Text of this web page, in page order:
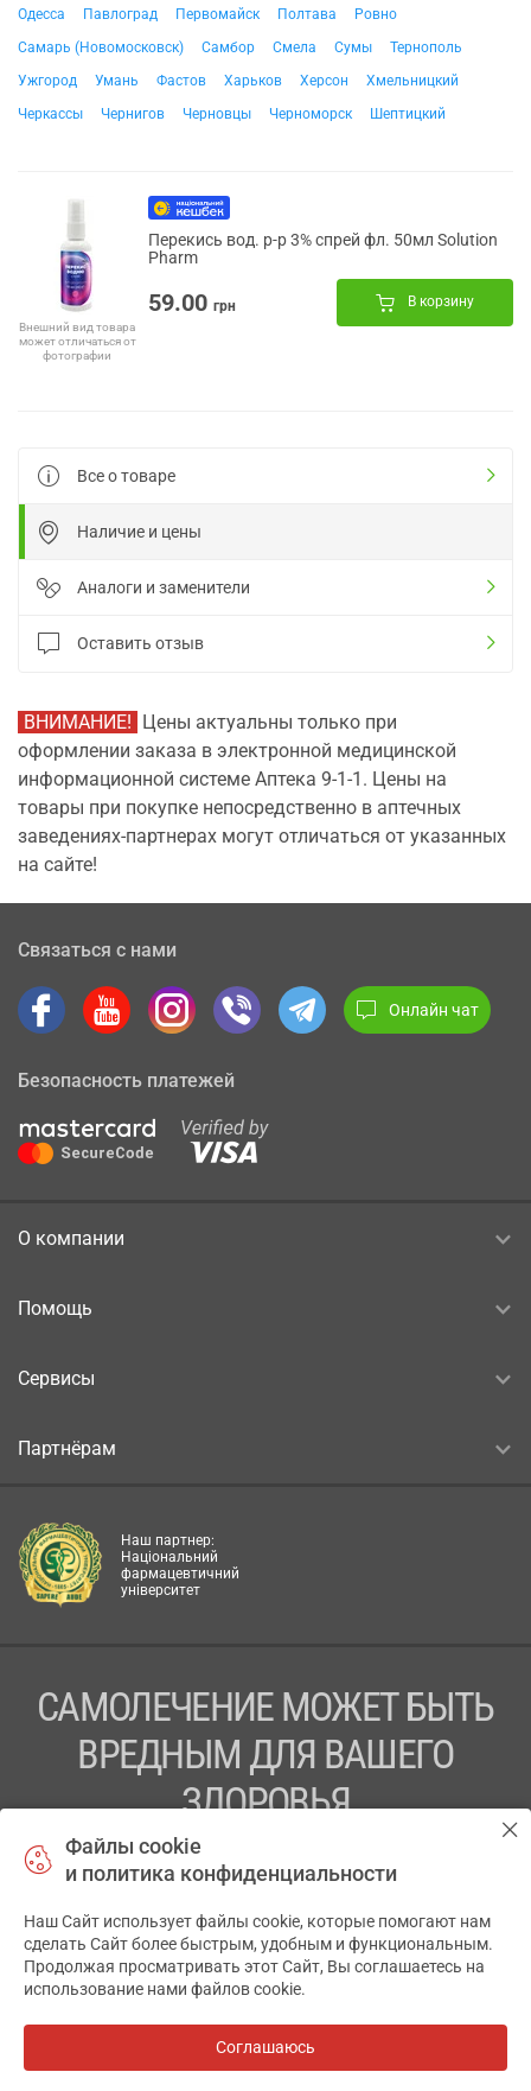
Одесса
Павлоград Первомайск Полтава
Ровно
Самарь (Новомосковск)
Самбор Смела Сумы
Тернополь
Ужгород
Умань Фастов Харьков Херсон
Хмельницкий
Черкассы
Чернигов Черновцы Черноморск Шептицкий
Внешний вид товара
может отличаться от
фотографии
Перекись вод. р-р 3% спрей фл. 50мл Solution
Pharm
59.00 грн В корзину
Все о товаре
Наличие и цены
Аналоги и заменители
Оставить отзыв
ВНИМАНИЕ! Цены актуальны только при
оформлении заказа в электронной медицинской
информационной системе Аптека 9-1-1. Цены на
товары при покупке непосредственно в аптечных
заведениях-партнерах могут отличаться от указанных
на сайте!
Связаться с нами
Онлайн чат
Безопасность платежей
О компании
Помощь
Сервисы
Партнёрам
Наш партнер:
Національний
фармацевтичний
університет
САМОЛЕЧЕНИЕ МОЖЕТ БЫТЬ
ВРЕДНЫМ ДЛЯ ВАШЕГО
ЗДОРОВЬЯ
ПЕРЕД ПРИМЕНЕНИЕМ ПРЕПАРАТА
ПРОКОНСУЛЬТИРУЙТЕСЬ С ВРАЧОМ
ТОВ «АПТЕКА 911.ЮА» Код ЄДРПОУ 43631965.
Отказ от ответственности
АПТЕКА911.ЮА
Файлы cookie
и политика конфиденциальности
Наш Сайт использует файлы cookie, которые помогают нам
сделать Сайт более быстрым, удобным и функциональным.
Продолжая просматривать этот Сайт, Вы соглашаетесь на
использование нами файлов cookie.
Соглашаюсь
✕